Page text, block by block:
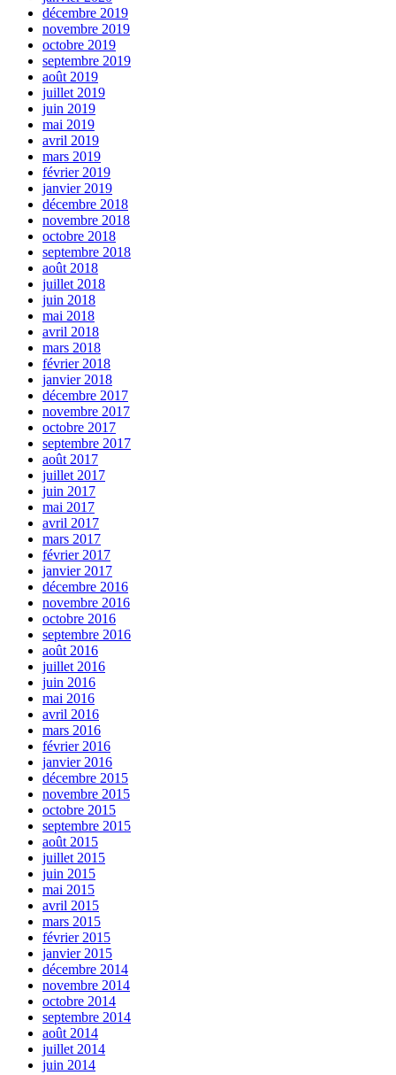
décembre 2019
novembre 2019
octobre 2019
septembre 2019
août 2019
juillet 2019
juin 2019
mai 2019
avril 2019
mars 2019
février 2019
janvier 2019
décembre 2018
novembre 2018
octobre 2018
septembre 2018
août 2018
juillet 2018
juin 2018
mai 2018
avril 2018
mars 2018
février 2018
janvier 2018
décembre 2017
novembre 2017
octobre 2017
septembre 2017
août 2017
juillet 2017
juin 2017
mai 2017
avril 2017
mars 2017
février 2017
janvier 2017
décembre 2016
novembre 2016
octobre 2016
septembre 2016
août 2016
juillet 2016
juin 2016
mai 2016
avril 2016
mars 2016
février 2016
janvier 2016
décembre 2015
novembre 2015
octobre 2015
septembre 2015
août 2015
juillet 2015
juin 2015
mai 2015
avril 2015
mars 2015
février 2015
janvier 2015
décembre 2014
novembre 2014
octobre 2014
septembre 2014
août 2014
juillet 2014
juin 2014